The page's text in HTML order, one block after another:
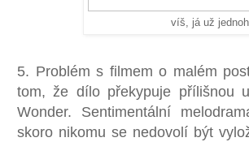
víš, já už
5. Problém s filmem o malém
tom, že dílo překypuje přílišnou
Wonder. Sentimentální
skoro nikomu se nedovolí být